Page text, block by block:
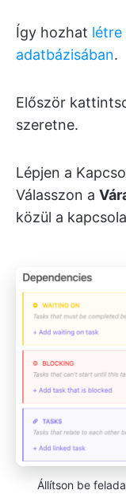
Így hozhat létre
adatbázisában.
Először
szeretne.
Lépjen a
Válasszon a
közül a
Állítson be